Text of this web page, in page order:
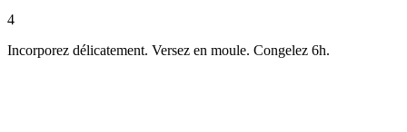
4
Incorporez délicatement. Versez en moule. Congelez 6h.